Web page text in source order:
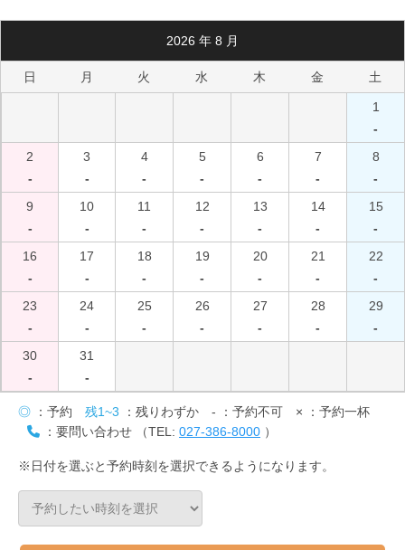
2026 年 8 月
日 月 火 水 木 金 土
1
-
2
-
3
-
4
-
5
-
6
-
7
-
8
-
9
-
10
-
11
-
12
-
13
-
14
-
15
-
16
-
17
-
18
-
19
-
20
-
21
-
22
-
23
-
24
-
25
-
26
-
27
-
28
-
29
-
30
-
31
-
◎ ：予約 残1~3 ：残りわずか - ：予約不可 × ：予約一杯
：要問い合わせ （TEL: 027-386-8000 ）
※日付を選ぶと予約時刻を選択できるようになります。